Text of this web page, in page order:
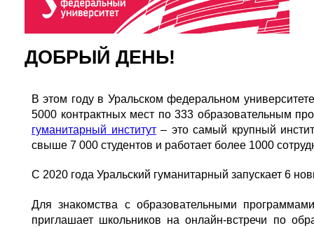
ДОБРЫЙ ДЕНЬ!
В этом году в Уральском федеральном
5000 контрактных мест по 333 образовательным
гуманитарный институт– это самый крупный
свыше 7 000 студентов и работает более 1000
С 2020 года Уральский гуманитарный запускает 6
Для знакомства с образовательными
приглашает школьников на онлайн-встречи по